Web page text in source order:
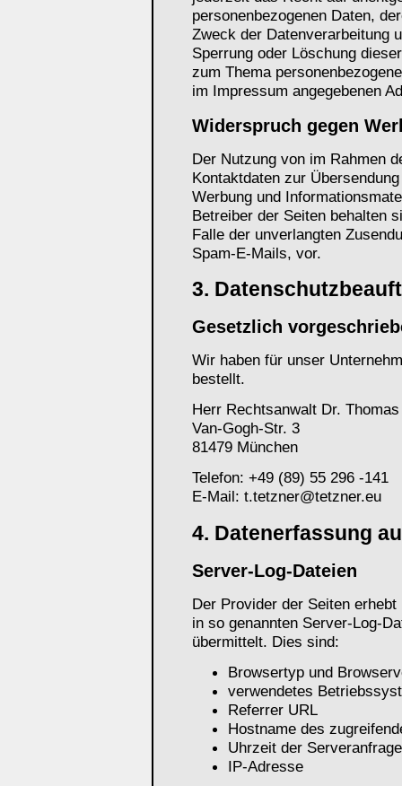
personenbezogenen Daten,
Zweck der Datenverarbeitung
Sperrung oder Löschung
zum Thema
im Impressum angegebenen
Widerspruch gegen
Der Nutzung von im Rahmen
Kontaktdaten zur
Werbung und
Betreiber der Seiten behalten
Falle der unverlangten
Spam-E-Mails, vor.
3.
Gesetzlich
Wir haben für unser
bestellt.
Herr Rechtsanwalt Dr. Thomas
Van-Gogh-Str. 3
81479 München
Telefon: +49 (89) 55 296 -141
E-Mail: t.tetzner@tetzner.eu
4. Datenerfassung
Server-Log-Dateien
Der Provider der Seiten
in so genannten Server-Log-
übermittelt. Dies sind:
Browsertyp und
verwendetes
Referrer URL
Hostname des
Uhrzeit der Serveranfrage
IP-Adresse